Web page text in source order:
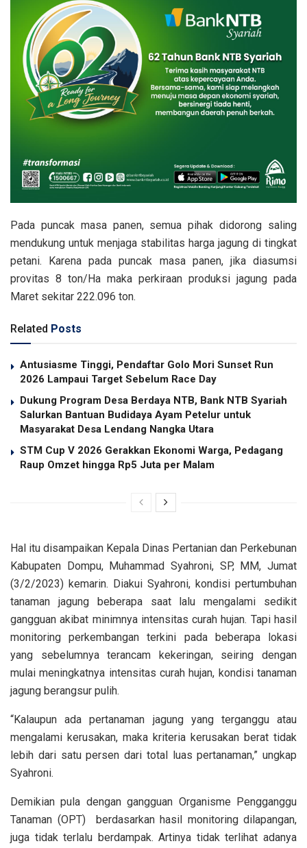
Pada puncak masa panen, semua pihak didorong saling
mendukung untuk menjaga stabilitas harga jagung di tingkat
petani. Karena pada puncak masa panen, jika diasumsi
provitas 8 ton/Ha maka perkiraan produksi jagung pada
Maret sekitar 222.096 ton.
Related Posts
Antusiasme Tinggi, Pendaftar Golo Mori Sunset Run
2026 Lampaui Target Sebelum Race Day
Dukung Program Desa Berdaya NTB, Bank NTB Syariah
Salurkan Bantuan Budidaya Ayam Petelur untuk
Masyarakat Desa Lendang Nangka Utara
STM Cup V 2026 Gerakkan Ekonomi Warga, Pedagang
Raup Omzet hingga Rp5 Juta per Malam
Hal itu disampaikan Kepala Dinas Pertanian dan Perkebunan
Kabupaten Dompu, Muhammad Syahroni, SP, MM, Jumat
(3/2/2023) kemarin. Diakui Syahroni, kondisi pertumbuhan
tanaman jagung beberapa saat lalu mengalami sedikit
gangguan akibat minimnya intensitas curah hujan. Tapi hasil
monitoring perkembangan terkini pada beberapa lokasi
yang sebelumnya terancam kekeringan, seiring dengan
mulai meningkatnya intensitas curah hujan, kondisi tanaman
jagung berangsur pulih.
“Kalaupun ada pertanaman jagung yang terganggu atau
mengalami kerusakan, maka kriteria kerusakan berat tidak
lebih dari satu persen dari total luas pertanaman,” ungkap
Syahroni.
Demikian pula dengan gangguan Organisme Pengganggu
Tanaman (OPT) berdasarkan hasil monitoring dilapangan,
juga tidak terlalu berdampak. Artinya tidak terlihat adanya